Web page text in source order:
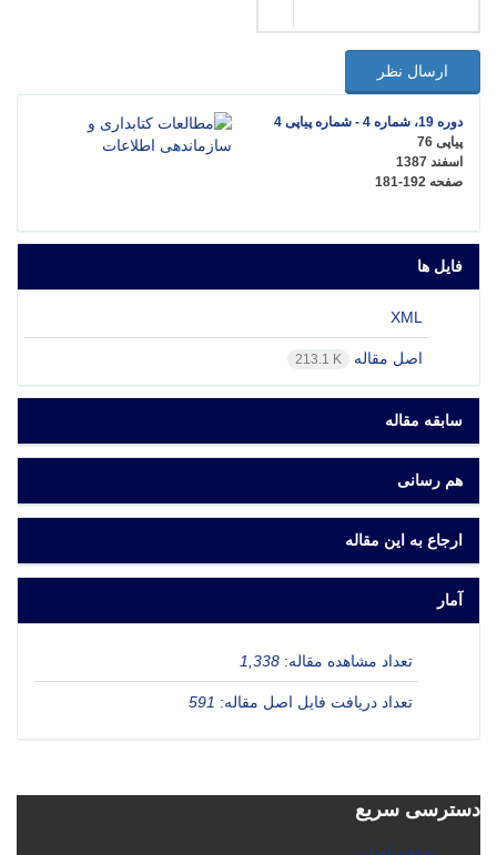
ارسال نظر
دوره 19، شماره 4 - شماره پیاپی 4
پیاپی 76
اسفند 1387
صفحه 181-192
فایل ها
XML
اصل مقاله 213.1 K
سابقه مقاله
هم رسانی
ارجاع به این مقاله
آمار
تعداد مشاهده مقاله: 1,338
تعداد دریافت فایل اصل مقاله: 591
دسترسی سریع